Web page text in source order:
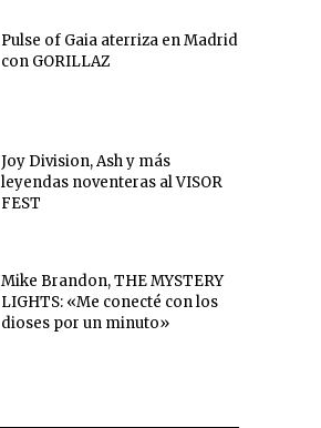
Pulse of Gaia aterriza en Madrid
con GORILLAZ
Joy Division, Ash y más
leyendas noventeras al VISOR
FEST
Mike Brandon, THE MYSTERY
LIGHTS: «Me conecté con los
dioses por un minuto»